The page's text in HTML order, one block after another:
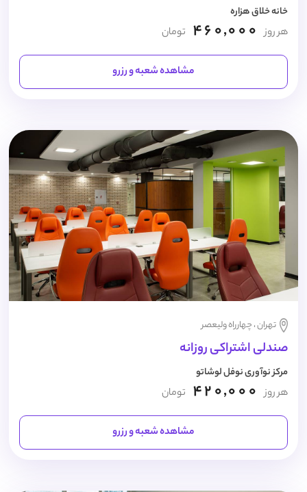
خانه خلاق هزاره
هر روز 460,000 تومان
مشاهده شعبه و رزرو
تهران ، چهارراه ولیعصر
صندلی اشتراکی روزانه
مرکز نوآوری نوفل لوشاتو
هر روز 420,000 تومان
مشاهده شعبه و رزرو